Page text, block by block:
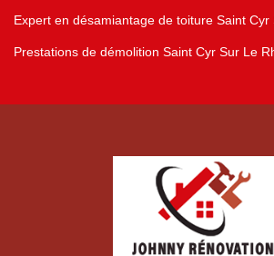
Expert en désamiantage de toiture Saint
Prestations de démolition Saint Cyr Sur Le